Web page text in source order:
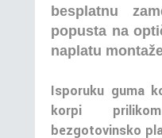
besplatnu
popusta na
naplatu
Isporuku guma
korpi
bezgotovinsko